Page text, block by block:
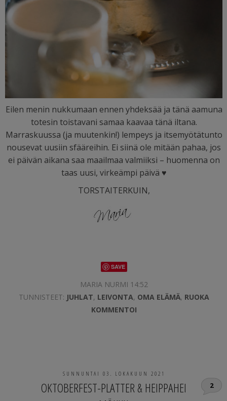
Eilen menin nukkumaan ennen yhdeksää ja tänä aamuna
totesin toistavani samaa kaavaa tänä iltana.
Marraskuussa (ja muutenkin!) lempeys ja itsemyötätunto
nousevat uusiin sfääreihin. Ei siinä ole mitään pahaa, jos
ei päivän aikana saa maailmaa valmiiksi – huomenna on
taas uusi, virkeämpi päivä ♥
TORSTAITERKUIN,
SAVE
MARIA NURMI 14:52
TUNNISTEET: JUHLAT, LEIVONTA, OMA ELÄMÄ, RUOKA
KOMMENTOI
SUNNUNTAI 03. LOKAKUUN 2021
OKTOBERFEST-PLATTER & HEIPPAHEI
2